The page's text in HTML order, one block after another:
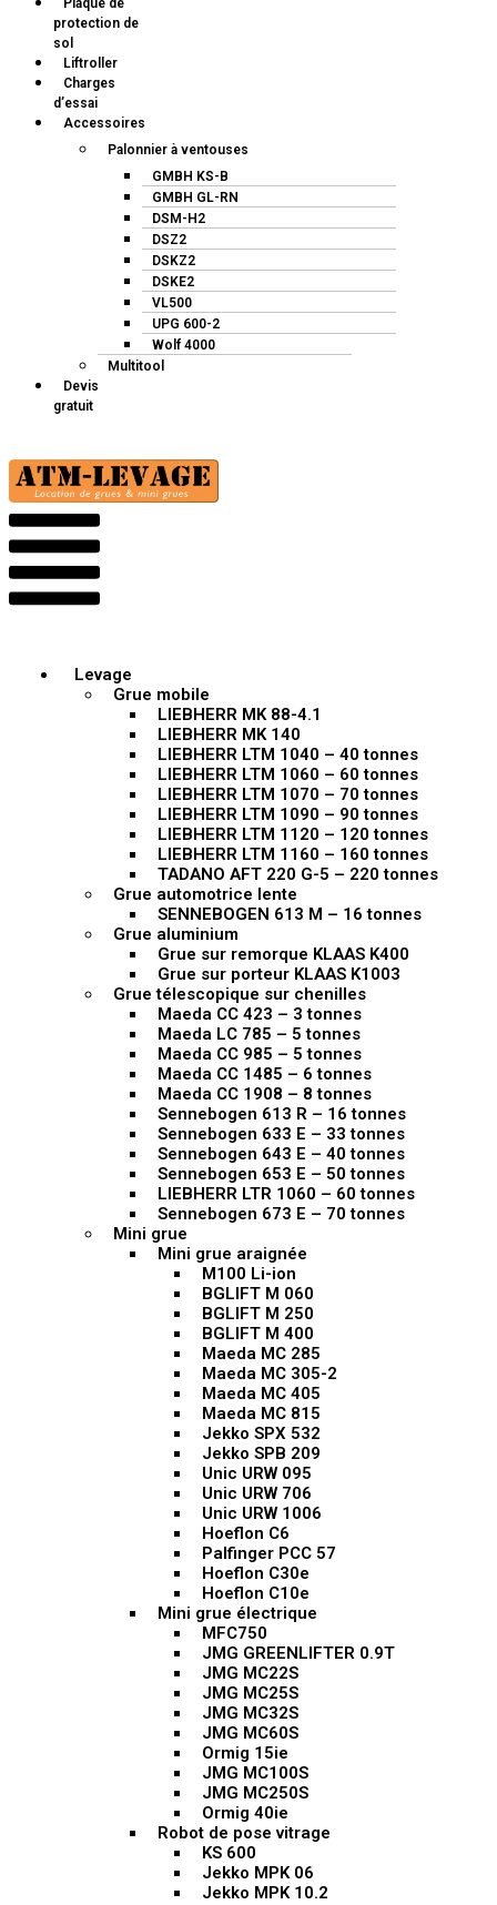
Plaque de
protection de
sol
Liftroller
Charges
d’essai
Accessoires
Palonnier à ventouses
GMBH KS-B
GMBH GL-RN
DSM-H2
DSZ2
DSKZ2
DSKE2
VL500
UPG 600-2
Wolf 4000
Multitool
Devis
gratuit
Levage
Grue mobile
LIEBHERR MK 88-4.1
LIEBHERR MK 140
LIEBHERR LTM 1040 – 40 tonnes
LIEBHERR LTM 1060 – 60 tonnes
LIEBHERR LTM 1070 – 70 tonnes
LIEBHERR LTM 1090 – 90 tonnes
LIEBHERR LTM 1120 – 120 tonnes
LIEBHERR LTM 1160 – 160 tonnes
TADANO AFT 220 G-5 – 220 tonnes
Grue automotrice lente
SENNEBOGEN 613 M – 16 tonnes
Grue aluminium
Grue sur remorque KLAAS K400
Grue sur porteur KLAAS K1003
Grue télescopique sur chenilles
Maeda CC 423 – 3 tonnes
Maeda LC 785 – 5 tonnes
Maeda CC 985 – 5 tonnes
Maeda CC 1485 – 6 tonnes
Maeda CC 1908 – 8 tonnes
Sennebogen 613 R – 16 tonnes
Sennebogen 633 E – 33 tonnes
Sennebogen 643 E – 40 tonnes
Sennebogen 653 E – 50 tonnes
LIEBHERR LTR 1060 – 60 tonnes
Sennebogen 673 E – 70 tonnes
Mini grue
Mini grue araignée
M100 Li-ion
BGLIFT M 060
BGLIFT M 250
BGLIFT M 400
Maeda MC 285
Maeda MC 305-2
Maeda MC 405
Maeda MC 815
Jekko SPX 532
Jekko SPB 209
Unic URW 095
Unic URW 706
Unic URW 1006
Hoeflon C6
Palfinger PCC 57
Hoeflon C30e
Hoeflon C10e
Mini grue électrique
MFC750
JMG GREENLIFTER 0.9T
JMG MC22S
JMG MC25S
JMG MC32S
JMG MC60S
Ormig 15ie
JMG MC100S
JMG MC250S
Ormig 40ie
Robot de pose vitrage
KS 600
Jekko MPK 06
Jekko MPK 10.2